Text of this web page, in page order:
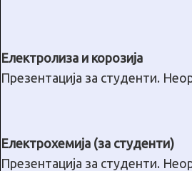
Електролиза и корозија
Презентација за студенти.
Електрохемија (за студенти)
Презентација за студенти.